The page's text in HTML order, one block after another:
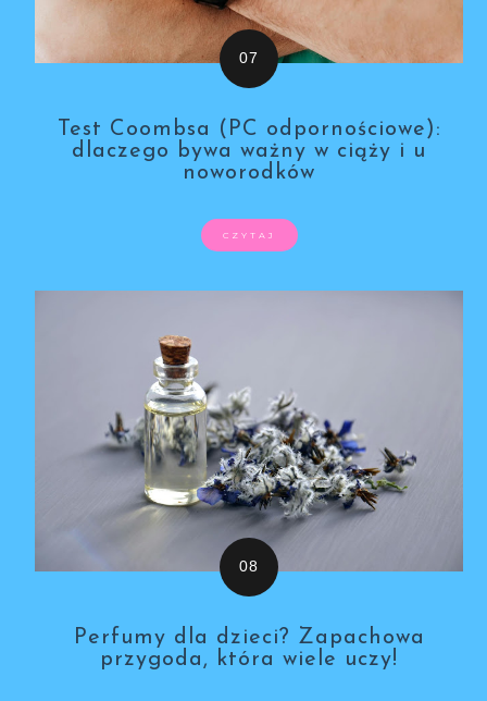
Test Coombsa (PC odpornościowe):
dlaczego bywa ważny w ciąży i u
noworodków
CZYTAJ
Perfumy dla dzieci? Zapachowa
przygoda, która wiele uczy!